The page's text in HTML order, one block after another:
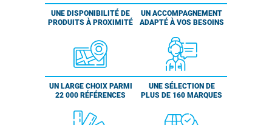
UNE DISPONIBILITÉ DE
PRODUITS À PROXIMITÉ
UN ACCOMPAGNEMENT
ADAPTÉ À VOS BESOINS
UN LARGE CHOIX PARMI
22 000 RÉFÉRENCES
UNE SÉLECTION DE
PLUS DE 160 MARQUES